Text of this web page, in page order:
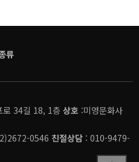
류
로 34길 18, 1층 상호 :미영문화사
0546 친절상담 : 010-9479-